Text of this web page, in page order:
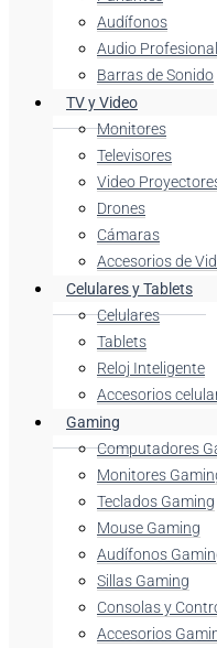
Audífonos
Audio Profesional
Barras de Sonido
TV y Video
Monitores
Televisores
Video
Drones
Cámaras
Accesorios de
Celulares y Tablets
Celulares
Tablets
Reloj Inteligente
Accesorios
Gaming
Computadores
Monitores
Teclados Gaming
Mouse Gaming
Audífonos
Sillas Gaming
Consolas y
Accesorios